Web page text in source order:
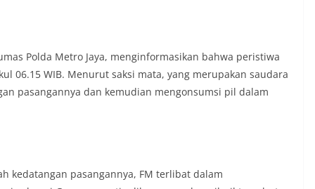
Polda Metro Jaya, menginformasikan bahwa peristiwa
06.15 WIB. Menurut saksi mata, yang merupakan saudara
pasangannya dan kemudian mengonsumsi pil dalam
kedatangan pasangannya, FM terlibat dalam